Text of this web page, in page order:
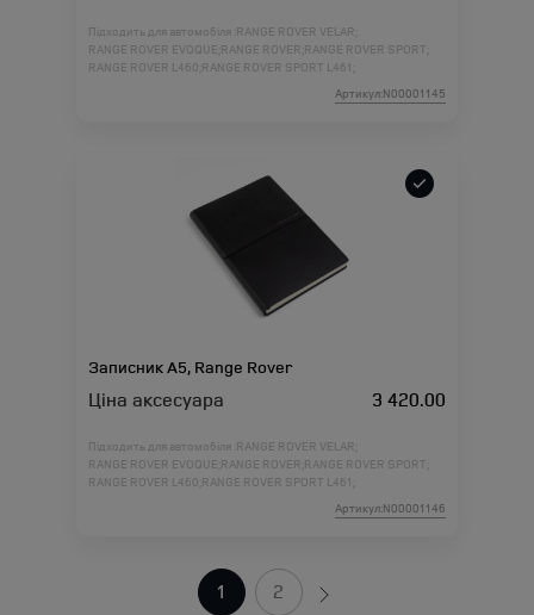
Підходить для автомобіля : RANGE ROVER VELAR;
RANGE ROVER EVOQUE; RANGE ROVER; RANGE ROVER SPORT;
RANGE ROVER L460; RANGE ROVER SPORT L461;
Артикул:N00001145
Записник А5, Range Rover
Ціна аксесуара 3 420.00
Підходить для автомобіля : RANGE ROVER VELAR;
RANGE ROVER EVOQUE; RANGE ROVER; RANGE ROVER SPORT;
RANGE ROVER L460; RANGE ROVER SPORT L461;
Артикул:N00001146
1 2